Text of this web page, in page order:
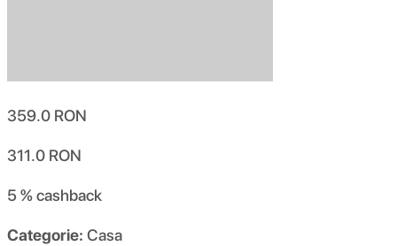
359.0 RON
311.0 RON
5 %cashback
Categorie: Casa